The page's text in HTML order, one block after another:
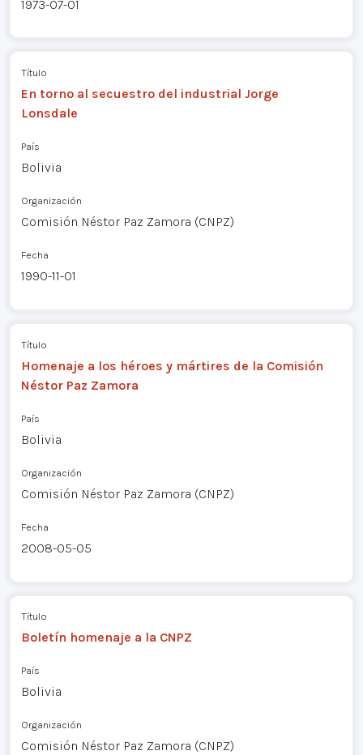
1973-07-01
Título
En torno al secuestro del industrial Jorge
Lonsdale
País
Bolivia
Organización
Comisión Néstor Paz Zamora (CNPZ)
Fecha
1990-11-01
Título
Homenaje a los héroes y mártires de la Comisión
Néstor Paz Zamora
País
Bolivia
Organización
Comisión Néstor Paz Zamora (CNPZ)
Fecha
2008-05-05
Título
Boletín homenaje a la CNPZ
País
Bolivia
Organización
Comisión Néstor Paz Zamora (CNPZ)